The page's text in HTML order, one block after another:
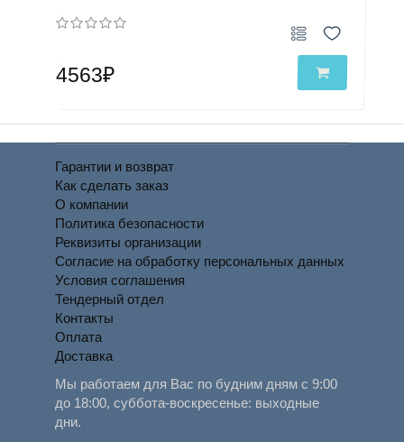
4563₽
Гарантии и возврат
Как сделать заказ
О компании
Политика безопасности
Реквизиты организации
Согласие на обработку персональных данных
Условия соглашения
Тендерный отдел
Контакты
Оплата
Доставка
Мы работаем для Вас по будним дням с 9:00
до 18:00, суббота-воскресенье: выходные
дни.